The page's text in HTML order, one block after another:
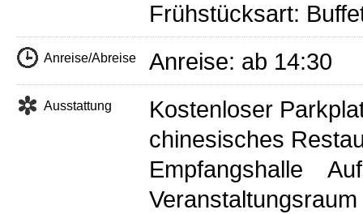
Frühstücksart:
Anreise/Abreise Anreise: ab 14:30
Ausstattung
Kostenloser
chinesisches
Empfangshalle
Veranstaltungsraum